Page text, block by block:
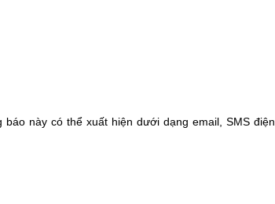
này có thể xuất hiện dưới dạng email, SMS điện